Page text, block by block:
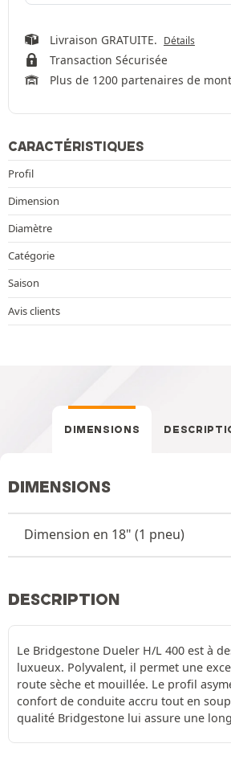
Livraison GRATUITE. Détails
Transaction Sécurisée
Plus de 1200 partenaires de
CARACTÉRISTIQUES
Profil
Dimension
Diamètre
Catégorie
Saison
Avis clients
DIMENSIONS
DIMENSIONS
Dimension en 18" (1 pneu)
DESCRIPTION
Le Bridgestone Dueler H/L 400 est à
luxueux. Polyvalent, il permet une
route sèche et mouillée. Le profil
confort de conduite accru tout en
qualité Bridgestone lui assure une